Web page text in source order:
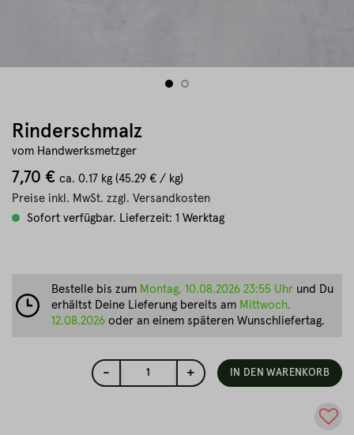
Rinderschmalz
vom Handwerksmetzger
7,70 € ca. 0.17 kg (45.29 € / kg)
Preise inkl. MwSt. zzgl. Versandkosten
Sofort verfügbar. Lieferzeit: 1 Werktag
- 1 + IN DEN WARENKORB
Bestelle bis zum Montag, 10.08.2026 23:55 Uhr und Du
erhältst Deine Lieferung bereits am Mittwoch,
12.08.2026 oder an einem späteren Wunschliefertag.